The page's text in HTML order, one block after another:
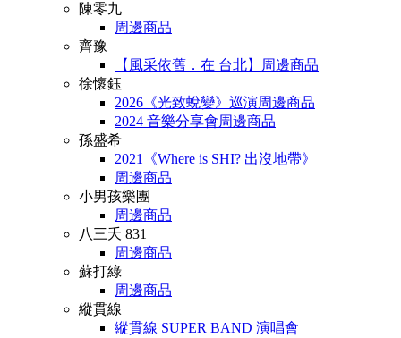
陳零九
周邊商品
齊豫
【風采依舊．在 台北】周邊商品
徐懷鈺
2026《光致蛻變》巡演周邊商品
2024 音樂分享會周邊商品
孫盛希
2021《Where is SHI? 出沒地帶》
周邊商品
小男孩樂團
周邊商品
八三夭 831
周邊商品
蘇打綠
周邊商品
縱貫線
縱貫線 SUPER BAND 演唱會